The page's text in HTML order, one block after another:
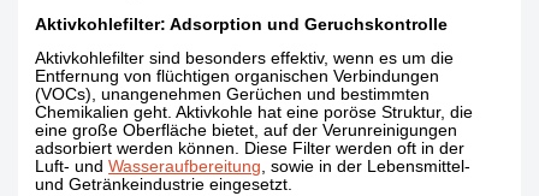
Aktivkohlefilter: Adsorption und Geruchskontrolle
Aktivkohlefilter sind besonders effektiv, wenn es um die
Entfernung von flüchtigen organischen Verbindungen
(VOCs), unangenehmen Gerüchen und bestimmten
Chemikalien geht. Aktivkohle hat eine poröse Struktur, die
eine große Oberfläche bietet, auf der Verunreinigungen
adsorbiert werden können. Diese Filter werden oft in der
Luft- undWasseraufbereitung, sowie in der Lebensmittel-
und Getränkeindustrie eingesetzt.